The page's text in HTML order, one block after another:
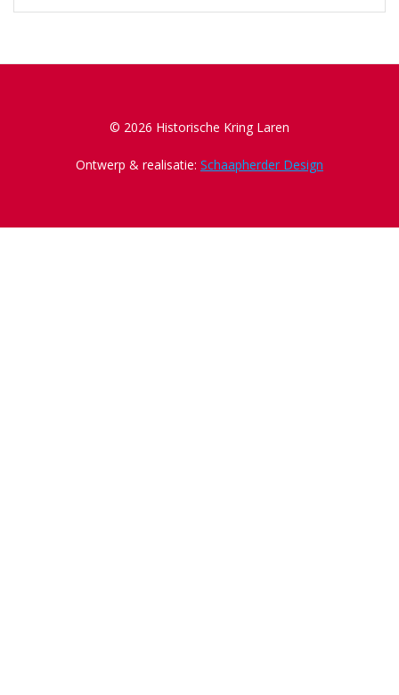
© 2026 Historische Kring Laren
Ontwerp & realisatie: Schaapherder Design